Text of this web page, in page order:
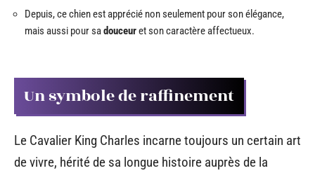
Depuis, ce chien est apprécié non seulement pour son élégance,
mais aussi pour sadouceuret son caractère affectueux.
Un symbole de raffinement
Le Cavalier King Charles incarne toujours un certain art
de vivre, hérité de sa longue histoire auprès de la